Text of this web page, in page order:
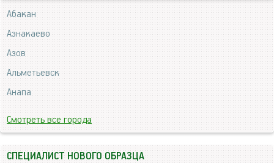
Абакан
Азнакаево
Азов
Альметьевск
Анапа
Смотреть все города
СПЕЦИАЛИСТ НОВОГО ОБРАЗЦА